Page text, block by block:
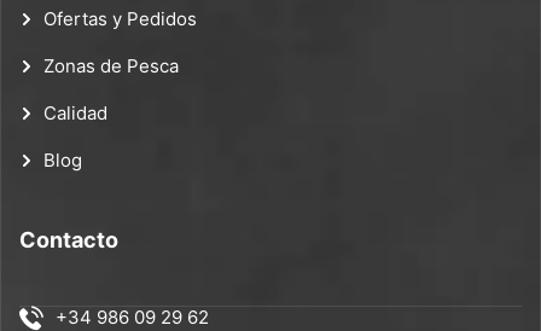
Ofertas y Pedidos
Zonas de Pesca
Calidad
Blog
Contacto
+34 986 09 29 62